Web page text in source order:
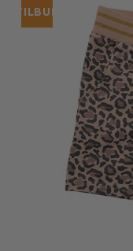
TILBUD